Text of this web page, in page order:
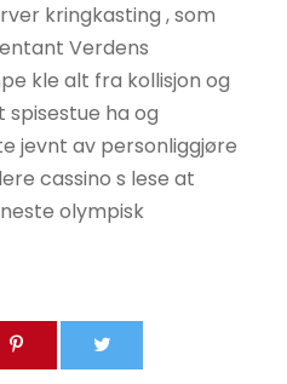
kringkasting , som
Verdens
kle alt fra kollisjon og
ha og
jevnt av personliggjøre
cassino s lese at
olympisk